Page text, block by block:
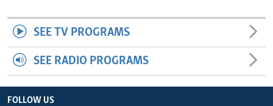
SEE TV PROGRAMS
SEE RADIO PROGRAMS
FOLLOW US